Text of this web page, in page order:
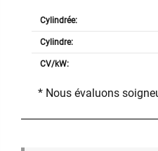
Cylindrée:
Cylindre:
CV/kW:
* Nous évaluons